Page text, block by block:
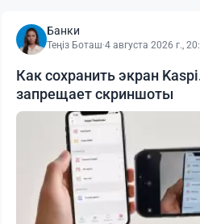
Банки
Теңіз Боташ·4 августа 2026 г.,
Как сохранить экран
запрещает скриншоты